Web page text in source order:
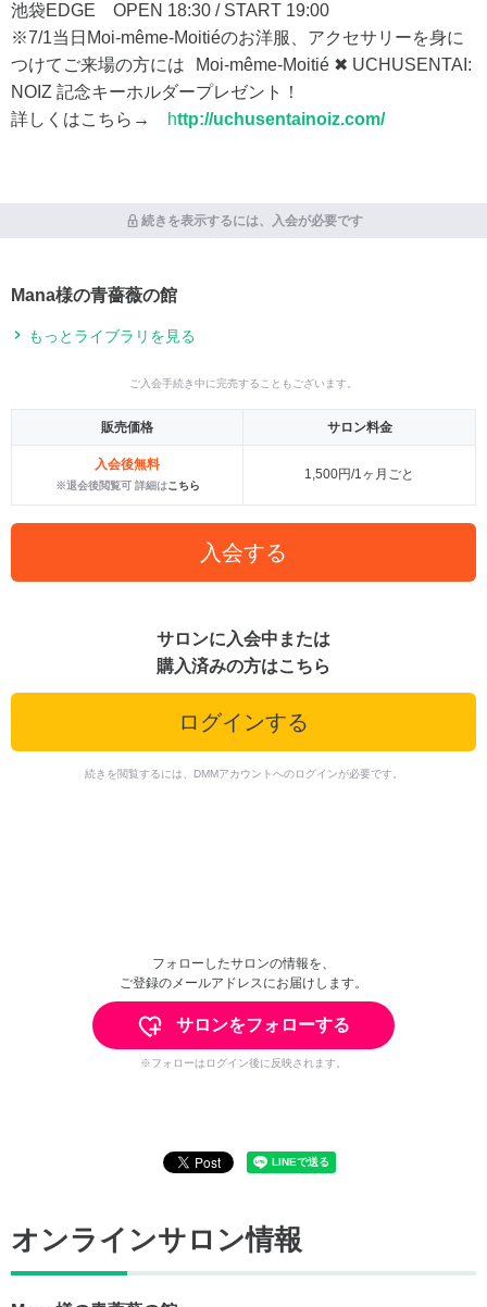
池袋EDGE OPEN 18:30 / START 19:00
※7/1当日Moi-même-Moitiéのお洋服、アクセサリーを身に
つけてご来場の方には Moi-même-Moitié ✖︎ UCHUSENTAI:
NOIZ 記念キーホルダープレゼント！
詳しくはこちら→
http://uchusentainoiz.com/
続きを表示するには、入会が必要です
Mana様の青薔薇の館
もっとライブラリを見る
ご入会手続き中に完売することもございます。
販売価格 サロン料金
入会後無料
※退会後閲覧可 詳細はこちら
1,500円/1ヶ月ごと
入会する
サロンに入会中または
購入済みの方はこちら
ログインする
続きを閲覧するには、DMMアカウントへのログインが必要です。
フォローしたサロンの情報を、
ご登録のメールアドレスにお届けします。
サロンをフォローする
※フォローはログイン後に反映されます。
オンラインサロン情報